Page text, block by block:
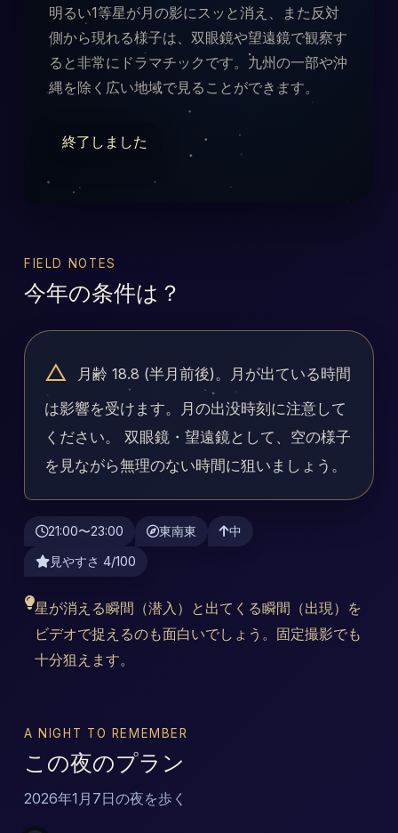
明るい1等星が月の影にスッと消え、また反対
側から現れる様子は、双眼鏡や望遠鏡で観察す
ると非常にドラマチックです。九州の一部や沖
縄を除く広い地域で見ることができます。
終了しました
FIELD NOTES
今年の条件は？
△
月齢 18.8 (半月前後)。月が出ている時間
は影響を受けます。月の出没時刻に注意して
ください。 双眼鏡・望遠鏡として、空の様子
を見ながら無理のない時間に狙いましょう。
21:00〜23:00 東南東
中
見やすさ 4/100
星が消える瞬間（潜入）と出てくる瞬間（出現）を
ビデオで捉えるのも面白いでしょう。固定撮影でも
十分狙えます。
A NIGHT TO REMEMBER
この夜のプラン
2026年1月7日の夜を歩く